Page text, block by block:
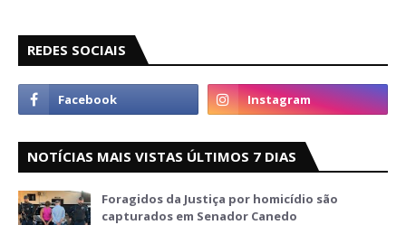
REDES SOCIAIS
NOTÍCIAS MAIS VISTAS ÚLTIMOS 7 DIAS
Foragidos da Justiça por homicídio são
capturados em Senador Canedo